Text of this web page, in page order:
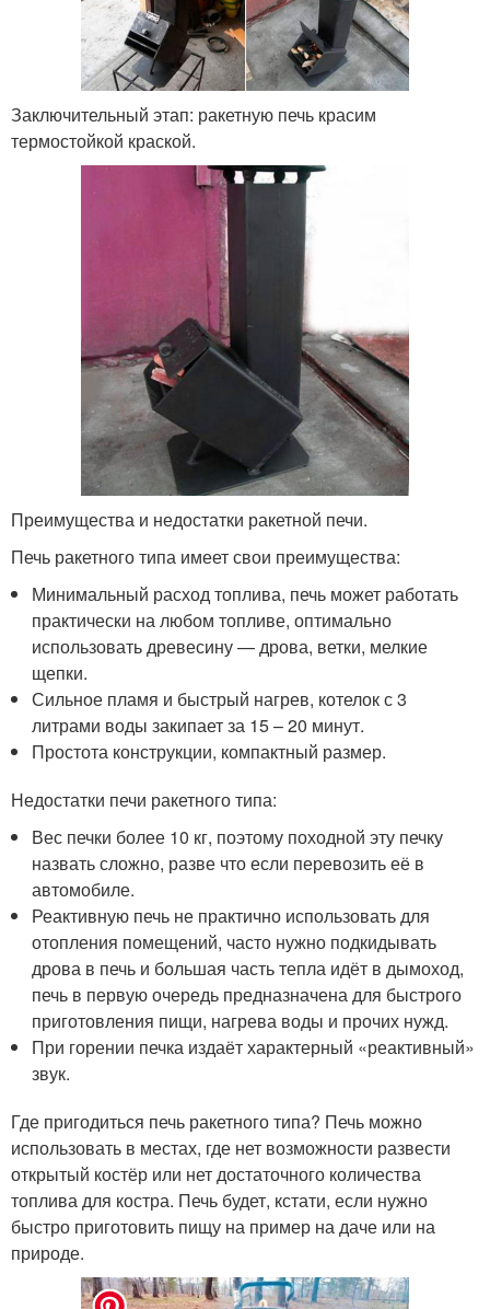
Заключительный этап: ракетную печь красим
термостойкой краской.
Преимущества и недостатки ракетной печи.
Печь ракетного типа имеет свои преимущества:
Минимальный расход топлива, печь может работать
практически на любом топливе, оптимально
использовать древесину — дрова, ветки, мелкие
щепки.
Сильное пламя и быстрый нагрев, котелок с 3
литрами воды закипает за 15 – 20 минут.
Простота конструкции, компактный размер.
Недостатки печи ракетного типа:
Вес печки более 10 кг, поэтому походной эту печку
назвать сложно, разве что если перевозить её в
автомобиле.
Реактивную печь не практично использовать для
отопления помещений, часто нужно подкидывать
дрова в печь и большая часть тепла идёт в дымоход,
печь в первую очередь предназначена для быстрого
приготовления пищи, нагрева воды и прочих нужд.
При горении печка издаёт характерный «реактивный»
звук.
Где пригодиться печь ракетного типа? Печь можно
использовать в местах, где нет возможности развести
открытый костёр или нет достаточного количества
топлива для костра. Печь будет, кстати, если нужно
быстро приготовить пищу на пример на даче или на
природе.